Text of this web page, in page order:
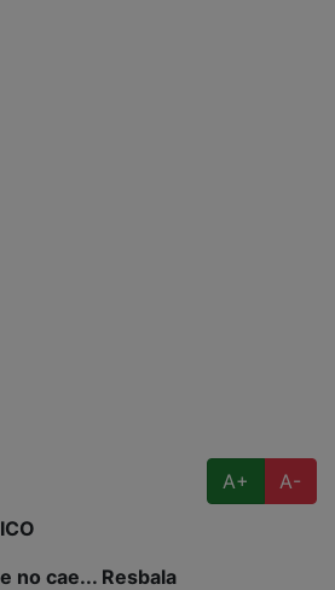
A+
A-
no cae... Resbala